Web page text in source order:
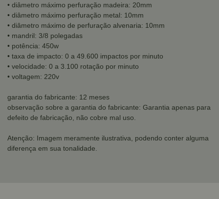
• diâmetro máximo perfuração madeira: 20mm
• diâmetro máximo perfuração metal: 10mm
• diâmetro máximo de perfuração alvenaria: 10mm
• mandril: 3/8 polegadas
• potência: 450w
• taxa de impacto: 0 a 49.600 impactos por minuto
• velocidade: 0 a 3.100 rotação por minuto
• voltagem: 220v
garantia do fabricante: 12 meses
observação sobre a garantia do fabricante: Garantia apenas para
defeito de fabricação, não cobre mal uso.
Atenção: Imagem meramente ilustrativa, podendo conter alguma
diferença em sua tonalidade.